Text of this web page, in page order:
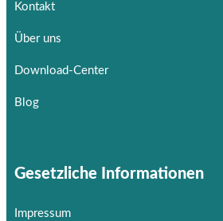
Kontakt
Über uns
Download-Center
Blog
Gesetzliche Informationen
Impressum